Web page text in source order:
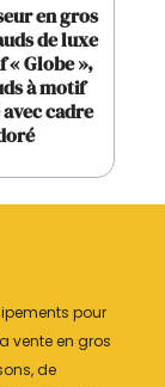
en gros
de luxe
« Globe »,
à motif
cadre
pour
vente en gros
de